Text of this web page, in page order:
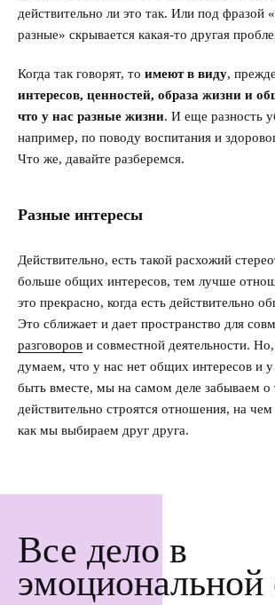
действительно ли это так. Или под
разные» скрывается какая-то другая
Когда так говорят, то имеют в виду,
интересов, ценностей, образа жизни и
что у нас разные жизни. И еще разность
например, по поводу воспитания и
Что же, давайте разберемся.
Разные интересы
Действительно, есть такой расхожий
больше общих интересов, тем лучше
это прекрасно, когда есть действительно
Это сближает и дает пространство для
разговоров и совместной деятельности.
думаем, что у нас нет общих интересов и
быть вместе, мы на самом деле забываем о
действительно строятся отношения, на
как мы выбираем друг друга.
Все дело в
эмоциональной